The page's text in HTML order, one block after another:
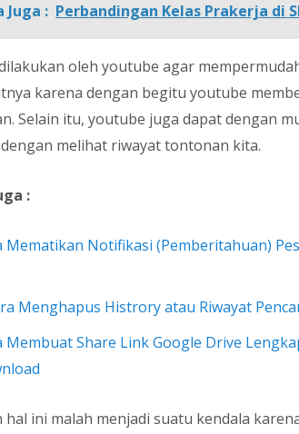
Juga : Perbandingan Kelas Prakerja di
oleh youtube agar
karena dengan begitu youtube
Selain itu, youtube juga dapat dengan
melihat riwayat tontonan kita.
:
Mematikan Notifikasi (Pemberitahuan)
Menghapus Histrory atau Riwayat
Membuat Share Link Google Drive
hal ini malah menjadi suatu kendala